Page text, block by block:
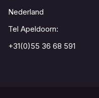
Nederland
Tel Apeldoorn:
+31(0)55 36 68 591